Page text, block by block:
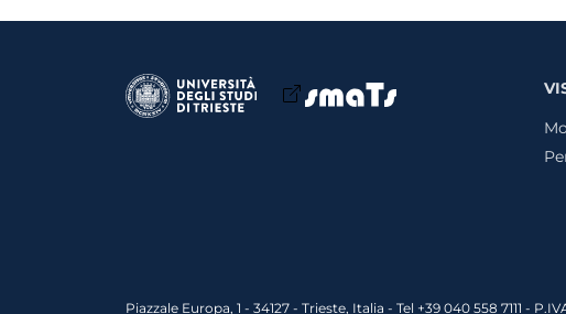
Piazzale Europa, 1 - 34127 - Trieste, Italia - Tel +39 040 558 7111 -